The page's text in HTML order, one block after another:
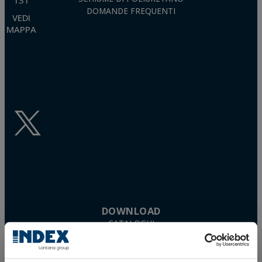
VEDI
MAPPA
DOMANDE FREQUENTI
DOWNLOAD
CATALOGHI